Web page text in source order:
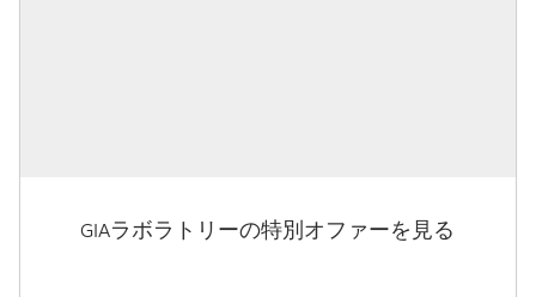
GIAラボラトリーの特別オファーを見る